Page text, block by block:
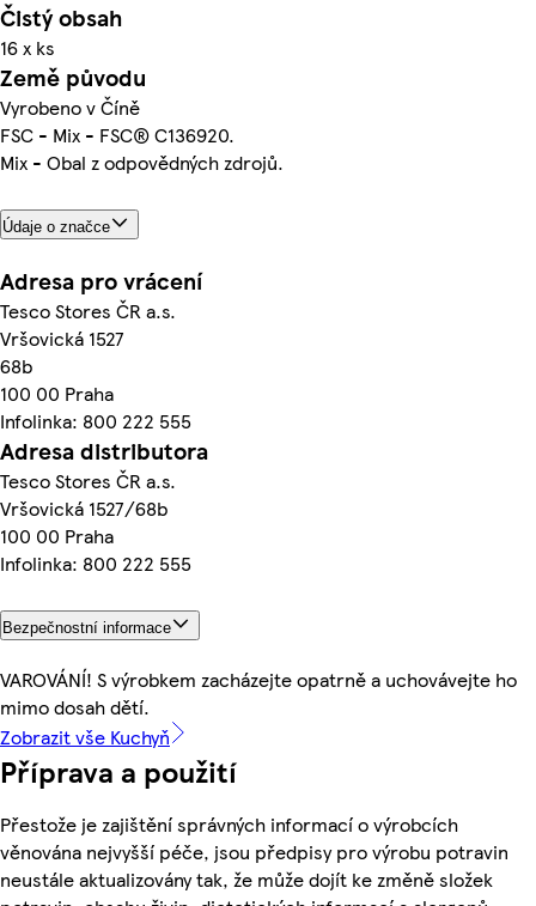
Čistý obsah
16 x ks
Země původu
Vyrobeno v Číně
FSC - Mix - FSC® C136920.
Mix - Obal z odpovědných zdrojů.
Údaje o značce
Adresa pro vrácení
Tesco Stores ČR a.s.
Vršovická 1527
68b
100 00 Praha
Infolinka: 800 222 555
Adresa distributora
Tesco Stores ČR a.s.
Vršovická 1527/68b
100 00 Praha
Infolinka: 800 222 555
Bezpečnostní informace
VAROVÁNÍ! S výrobkem zacházejte opatrně a uchovávejte ho
mimo dosah dětí.
Zobrazit vše Kuchyň
Příprava a použití
Přestože je zajištění správných informací o výrobcích
věnována nejvyšší péče, jsou předpisy pro výrobu potravin
neustále aktualizovány tak, že může dojít ke změně složek